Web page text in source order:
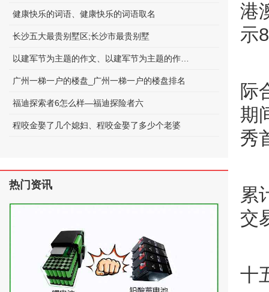
港
示
际
期
秀
累
交
十
健康快乐的词语、健康快乐的词语取名
长沙五大最贵别墅区;长沙市最贵别墅
广州一梯一户的楼盘_广州一梯一户的楼盘排名
福迪探索者6怎么样—福迪探险者六
程咬金娶了几个媳妇、程咬金娶了多少个老婆
热门资讯